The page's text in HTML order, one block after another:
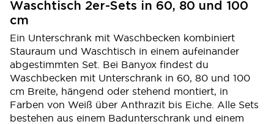
Waschtisch 2er-Sets in 60, 80 und 100
cm
Ein Unterschrank mit Waschbecken kombiniert
Stauraum und Waschtisch in einem aufeinander
abgestimmten Set. Bei Banyox findest du
Waschbecken mit Unterschrank in 60, 80 und 100
cm Breite, hängend oder stehend montiert, in
Farben von Weiß über Anthrazit bis Eiche. Alle Sets
bestehen aus einem Badunterschrank und einem